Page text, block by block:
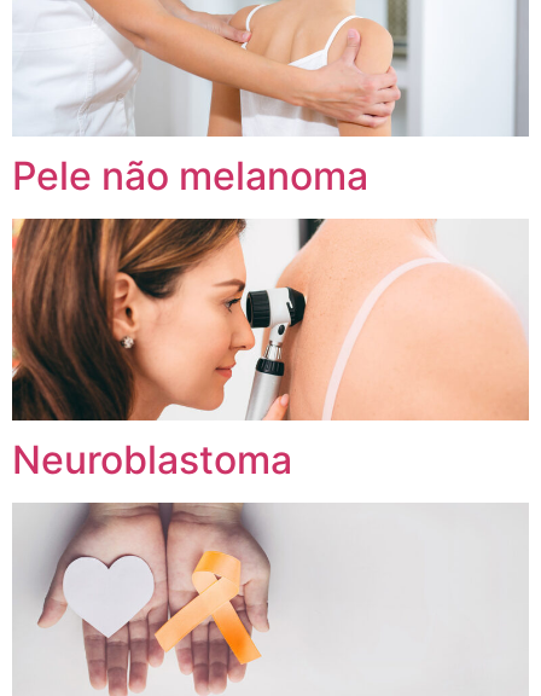
Pele não melanoma
Neuroblastoma